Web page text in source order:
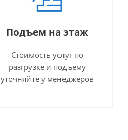
Подъем на этаж
Стоимость услуг по
разгрузке и подъему
уточняйте у менеджеров